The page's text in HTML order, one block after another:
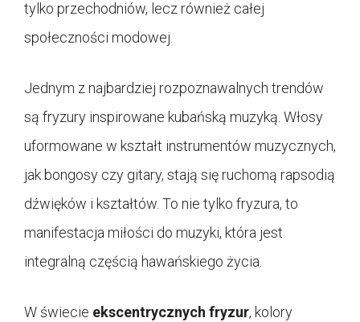
tylko przechodniów, lecz również całej
społeczności modowej.
Jednym z najbardziej rozpoznawalnych trendów
są fryzury inspirowane kubańską muzyką. Włosy
uformowane w kształt instrumentów muzycznych,
jak bongosy czy gitary, stają się ruchomą rapsodią
dźwięków i kształtów. To nie tylko fryzura, to
manifestacja miłości do muzyki, która jest
integralną częścią hawańskiego życia.
W świecie ekscentrycznych fryzur, kolory